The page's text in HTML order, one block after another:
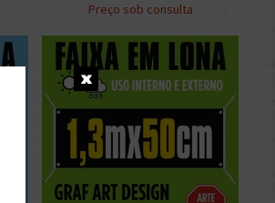
Preço sob consulta